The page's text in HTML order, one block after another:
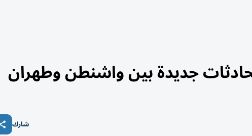
جديدة بين واشنطن وطهران
شارك